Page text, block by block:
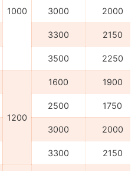
1000 3000 2000
3300 2150
3500 2250
1200
1600 1900
2500 1750
3000 2000
3300 2150